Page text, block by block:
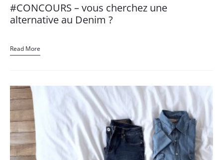
#CONCOURS – vous cherchez une
alternative au Denim ?
Read More